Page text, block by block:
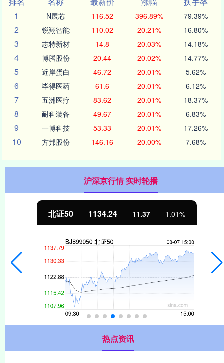
1
N展芯 116.52 396.89% 79.39%
2 锐翔智能 110.02 20.21% 16.80%
3 志特新材 14.8 20.03% 14.18%
4 博腾股份 20.44 20.02% 14.77%
5 近岸蛋白 46.72 20.01% 5.62%
6 毕得医药 61.6 20.01% 6.12%
7 五洲医疗 83.62 20.01% 18.37%
8 耐科装备 49.67 20.01% 6.83%
9 一博科技 53.33 20.01% 17.26%
10 方邦股份 146.16 20.00% 7.68%
沪深京行情 实时轮播
北证50 1134.24 11.37 1.01%
热点资讯